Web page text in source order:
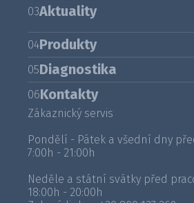
03Aktuality
04Produkty
05Diagnostika
06Kontakty
Zákaznický servis
Pondělí - Pátek a všední dny
7:00h - 21:00h
Neděle a státní svátky před
18:00h - 20:00h